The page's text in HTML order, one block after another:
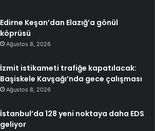
Edirne Keşan’dan Elazığ’a gönül
köprüsü
Ağustos 8, 2026
İzmit istikameti trafiğe kapatılacak:
Başiskele Kavşağı’nda gece çalışması
Ağustos 8, 2026
İstanbul’da 128 yeni noktaya daha EDS
geliyor